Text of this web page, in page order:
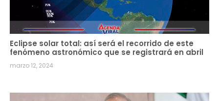
Eclipse solar total: así será el recorrido de este
fenómeno astronómico que se registrará en abril
marzo 12, 2024